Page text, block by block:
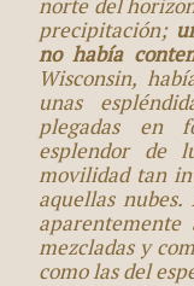
precipitación;
no había
Wisconsin,
unas
plegadas en
esplendor de
movilidad tan
aquellas
mezcladas y
como las del